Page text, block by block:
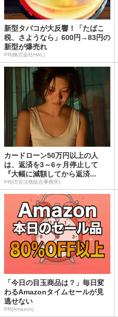
新型タバコが大反響！「たばこ
税、さようなら」600円→83円の
新型が爆売れ
PR(株式会社HAL)
カードローン50万円以上の人
は、返済を3～6ヶ月停止して
『大幅に減額してから返済...
PR(渋谷法務総合事務所)
「今日の目玉商品は？」毎日変
わるAmazonタイムセールが見
逃せない
PR(Amazon)